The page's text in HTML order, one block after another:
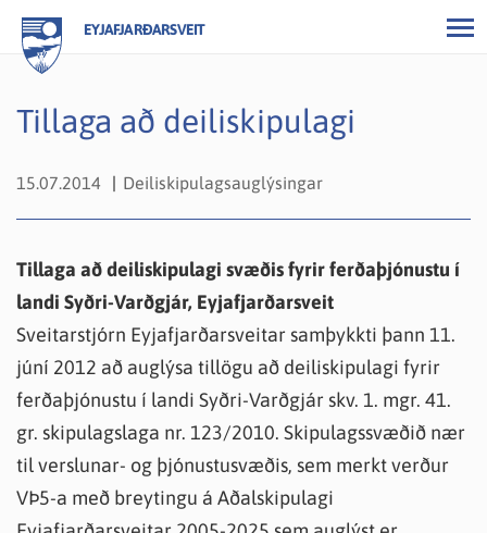
EYJAFJARÐARSVEIT
Tillaga að deiliskipulagi
15.07.2014 Deiliskipulagsauglýsingar
Tillaga að deiliskipulagi svæðis fyrir ferðaþjónustu í
landi Syðri-Varðgjár, Eyjafjarðarsveit
Sveitarstjórn Eyjafjarðarsveitar samþykkti þann 11.
júní 2012 að auglýsa tillögu að deiliskipulagi fyrir
ferðaþjónustu í landi Syðri-Varðgjár skv. 1. mgr. 41.
gr. skipulagslaga nr. 123/2010. Skipulagssvæðið nær
til verslunar- og þjónustusvæðis, sem merkt verður
VÞ5-a með breytingu á Aðalskipulagi